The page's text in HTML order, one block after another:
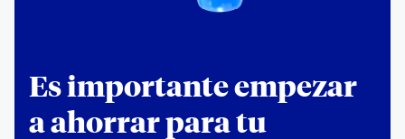
Es importante empezar
a ahorrar para tu